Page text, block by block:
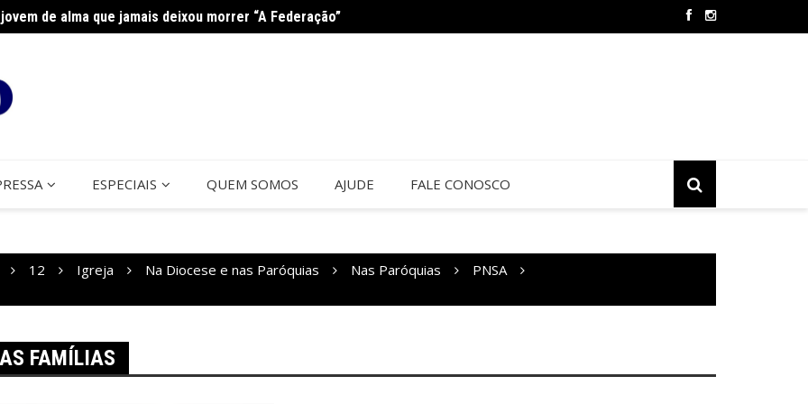
de alma que jamais deixou morrer “A Federação”
ESPECIAIS QUEM SOMOS AJUDE FALE CONOSCO
12 Igreja Na Diocese e nas Paróquias Nas Paróquias
PNSA
FAMÍLIAS